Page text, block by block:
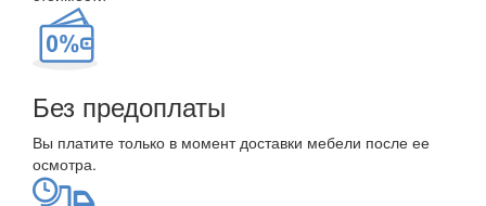
Без предоплаты
Вы платите только в момент доставки мебели после ее
осмотра.